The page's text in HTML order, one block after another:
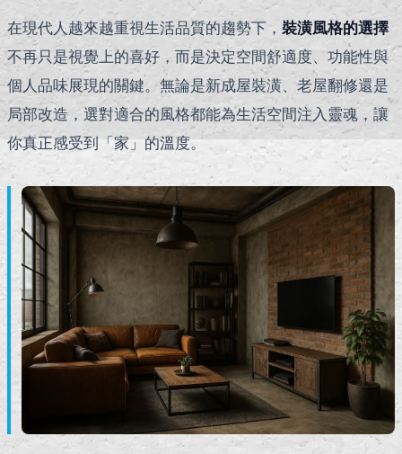
在現代人越來越重視生活品質的趨勢下， 裝潢風格的選擇
不再只是視覺上的喜好，而是決定空間舒適度、功能性與
個人品味展現的關鍵。無論是新成屋裝潢、老屋翻修還是
局部改造，選對適合的風格都能為生活空間注入靈魂，讓
你真正感受到「家」的溫度。